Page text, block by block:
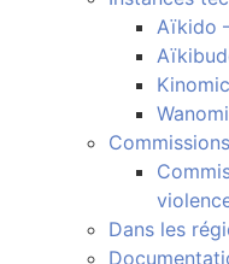
Aïkido
Commissions
Dans les